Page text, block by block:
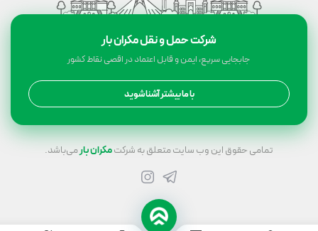
شرکت حمل و نقل مکران بار
جابجایی سریع، ایمن و قابل اعتماد در اقصی نقاط کشور
با ما بیشتر آشنا شوید
تمامی حقوق این وب سایت متعلق به شرکتمکران بارمی‌باشد.